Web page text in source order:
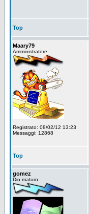
Top
Maary79
Amministratore
Registrato: 08/02/12 13:23
Messaggi: 12868
Top
gomez
Dio maturo